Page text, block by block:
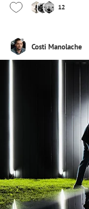
12
Costi Manolache